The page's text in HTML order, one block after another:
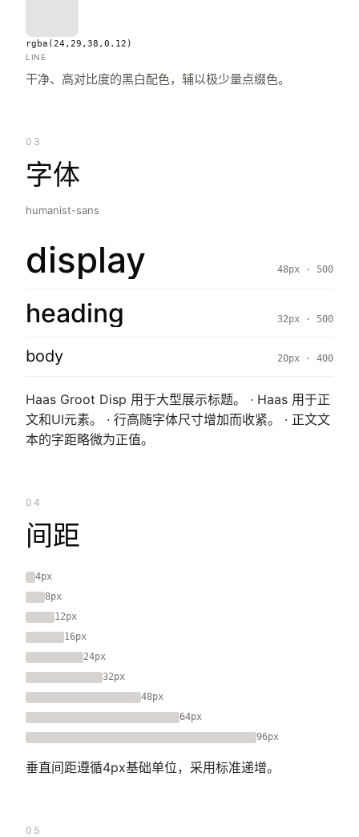
rgba(24,29,38,0.12)
LINE
干净、高对比度的黑白配色，辅以极少量点缀色。
03
字体
humanist-sans
display 48px · 500
heading 32px · 500
body 20px · 400
Haas Groot Disp 用于大型展示标题。 · Haas 用于正
文和UI元素。 · 行高随字体尺寸增加而收紧。 · 正文文
本的字距略微为正值。
04
间距
4px
8px
12px
16px
24px
32px
48px
64px
96px
垂直间距遵循4px基础单位，采用标准递增。
05